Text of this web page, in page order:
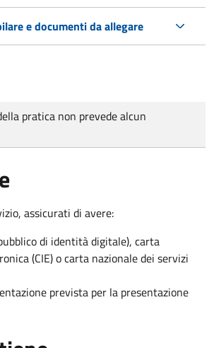
e documenti da allegare
pratica non prevede alcun
assicurati di avere:
di identità digitale), carta
(CIE) o carta nazionale dei servizi
prevista per la presentazione